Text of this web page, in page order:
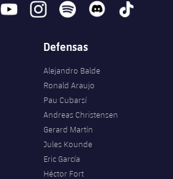
youtubeinstagramspotify discord tiktok
Defensas
Alejandro Balde
Ronald Araujo
Pau Cubarsí
Andreas Christensen
Gerard Martín
Jules Kounde
Eric García
Héctor Fort